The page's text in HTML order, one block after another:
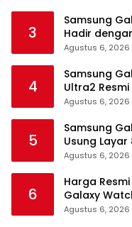
3
Samsung
Hadir
Agustus 6, 2026
4
Samsung
Ultra2
Wear Elite,
Agustus 6, 2026
5
Samsung
Usung Layar
Snapdragon
Agustus 6, 2026
6
Harga
Galaxy
Jutaan
Agustus 6, 2026